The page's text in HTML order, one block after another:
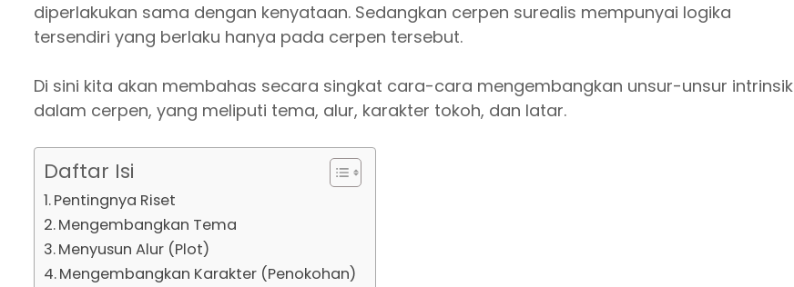
diperlakukan sama dengan kenyataan. Sedangkan cerpen surealis mempunyai logika
tersendiri yang berlaku hanya pada cerpen tersebut.
Di sini kita akan membahas secara singkat cara-cara mengembangkan unsur-unsur intrinsik
dalam cerpen, yang meliputi tema, alur, karakter tokoh, dan latar.
Daftar Isi
Pentingnya Riset
Mengembangkan Tema
Menyusun Alur (Plot)
Mengembangkan Karakter (Penokohan)